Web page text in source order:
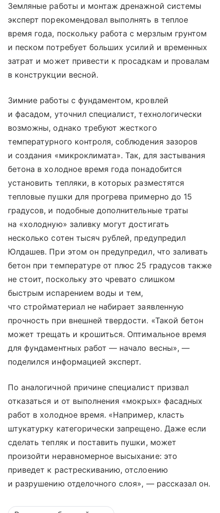
Земляные работы и монтаж дренажной системы
эксперт порекомендовал выполнять в теплое
время года, поскольку работа с мерзлым грунтом
и песком потребует больших усилий и временных
затрат и может привести к просадкам и провалам
в конструкции весной.
Зимние работы с фундаментом, кровлей
и фасадом, уточнил специалист, технологически
возможны, однако требуют жесткого
температурного контроля, соблюдения зазоров
и создания «микроклимата». Так, для застывания
бетона в холодное время года понадобится
установить тепляки, в которых разместятся
тепловые пушки для прогрева примерно до 15
градусов, и подобные дополнительные траты
на «холодную» заливку могут достигать
несколько сотен тысяч рублей, предупредил
Юлдашев. При этом он предупредил, что заливать
бетон при температуре от плюс 25 градусов также
не стоит, поскольку это чревато слишком
быстрым испарением воды и тем,
что стройматериал не набирает заявленную
прочность при внешней твердости. «Такой бетон
может трещать и крошиться. Оптимальное время
для фундаментных работ — начало весны», —
поделился информацией эксперт.
По аналогичной причине специалист призвал
отказаться и от выполнения «мокрых» фасадных
работ в холодное время. «Например, класть
штукатурку категорически запрещено. Даже если
сделать тепляк и поставить пушки, может
произойти неравномерное высыхание: это
приведет к растрескиванию, отслоению
и разрушению отделочного слоя», — рассказал он.